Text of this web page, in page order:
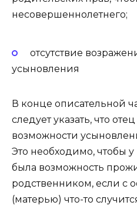
несовершеннолетнего;
отсутствие
усыновления
В конце описательной
следует указать, что
возможности
Это необходимо, чтобы
была возможность
родственником, если с
(матерью) что-то